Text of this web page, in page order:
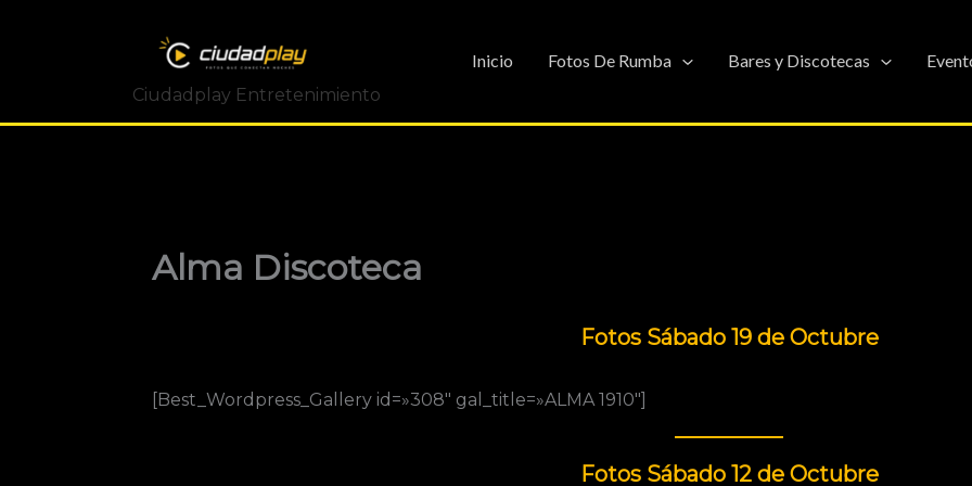
Ciudadplay Entretenimiento
Inicio Fotos De Rumba Bares y Discotecas
Alma Discoteca
Fotos Sábado 19 de Octubre
[Best_Wordpress_Gallery id=»308″ gal_title=»ALMA 1910″]
Fotos Sábado 12 de Octubre